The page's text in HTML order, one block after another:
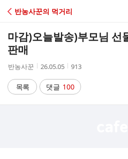
C
A
반농사꾼의 먹거리
마감)오늘발송)부모님 선
판매
작
자
반농사꾼
작
시
간
26.05.05
조
수
913
목록 댓글 100